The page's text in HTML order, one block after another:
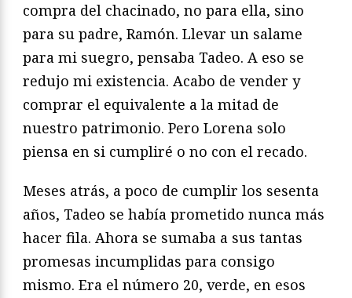
compra del chacinado, no para ella, sino
para su padre, Ramón. Llevar un salame
para mi suegro, pensaba Tadeo. A eso se
redujo mi existencia. Acabo de vender y
comprar el equivalente a la mitad de
nuestro patrimonio. Pero Lorena solo
piensa en si cumpliré o no con el recado.
Meses atrás, a poco de cumplir los sesenta
años, Tadeo se había prometido nunca más
hacer fila. Ahora se sumaba a sus tantas
promesas incumplidas para consigo
mismo. Era el número 20, verde, en esos